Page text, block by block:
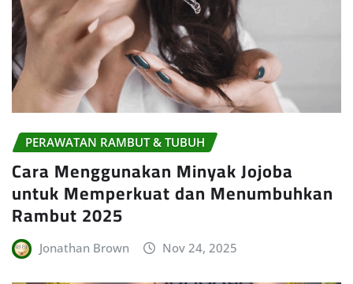
PERAWATAN RAMBUT & TUBUH
Cara Menggunakan Minyak Jojoba
untuk Memperkuat dan Menumbuhkan
Rambut 2025
Jonathan Brown Nov 24, 2025